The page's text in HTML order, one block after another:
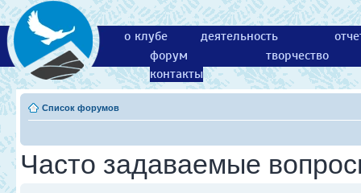
о клубе деятельность
форум
творчество
контакты
Список форумов
Часто задаваемые